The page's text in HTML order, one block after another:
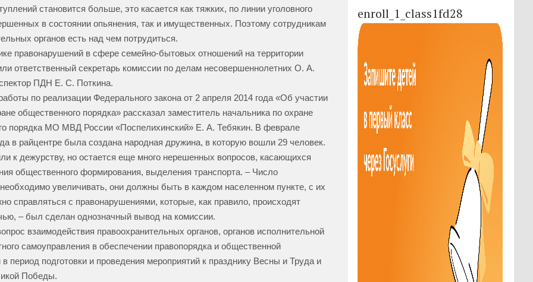
enroll_1_class1fd28
становится больше, это касается как тяжких, по линии уголовного
в состоянии опьянения, так и имущественных. Поэтому сотрудникам
органов есть над чем потрудиться.
правонарушений в сфере семейно-бытовых отношений на территории
ответственный секретарь комиссии по делам несовершеннолетних О. А.
ПДН Е. С. Поткина.
по реализации Федерального закона от 2 апреля 2014 года «Об участии
общественного порядка» рассказал заместитель начальника по охране
порядка МО МВД России «Поспелихинский» Е. А. Тебякин. В феврале
в райцентре была создана народная дружина, в которую вошли 29 человек.
к дежурству, но остается еще много нерешенных вопросов, касающихся
общественного формирования, выделения транспорта. – Число
увеличивать, они должны быть в каждом населенном пункте, с их
справляться с правонарушениями, которые, как правило, происходят
– был сделан однозначный вывод на комиссии.
взаимодействия правоохранительных органов, органов исполнительной
самоуправления в обеспечении правопорядка и общественной
в период подготовки и проведения мероприятий к празднику Весны и Труда и
Победы.